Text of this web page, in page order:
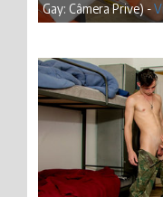
Gay: Câmera Prive) -